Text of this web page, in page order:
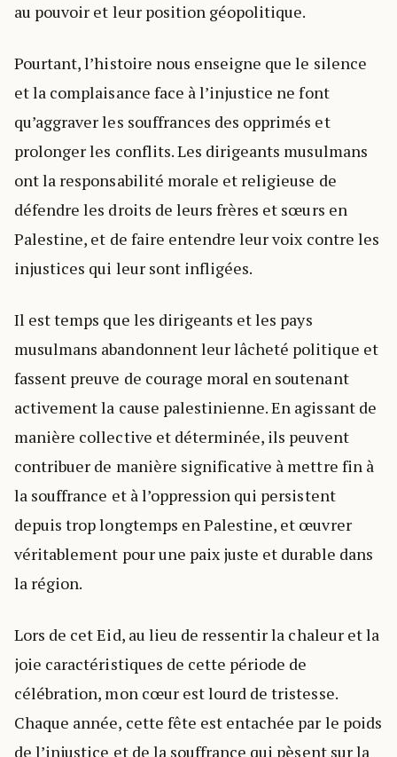
au pouvoir et leur position géopolitique.
Pourtant, l’histoire nous enseigne que le silence
et la complaisance face à l’injustice ne font
qu’aggraver les souffrances des opprimés et
prolonger les conflits. Les dirigeants musulmans
ont la responsabilité morale et religieuse de
défendre les droits de leurs frères et sœurs en
Palestine, et de faire entendre leur voix contre les
injustices qui leur sont infligées.
Il est temps que les dirigeants et les pays
musulmans abandonnent leur lâcheté politique et
fassent preuve de courage moral en soutenant
activement la cause palestinienne. En agissant de
manière collective et déterminée, ils peuvent
contribuer de manière significative à mettre fin à
la souffrance et à l’oppression qui persistent
depuis trop longtemps en Palestine, et œuvrer
véritablement pour une paix juste et durable dans
la région.
Lors de cet Eid, au lieu de ressentir la chaleur et la
joie caractéristiques de cette période de
célébration, mon cœur est lourd de tristesse.
Chaque année, cette fête est entachée par le poids
de l’injustice et de la souffrance qui pèsent sur la